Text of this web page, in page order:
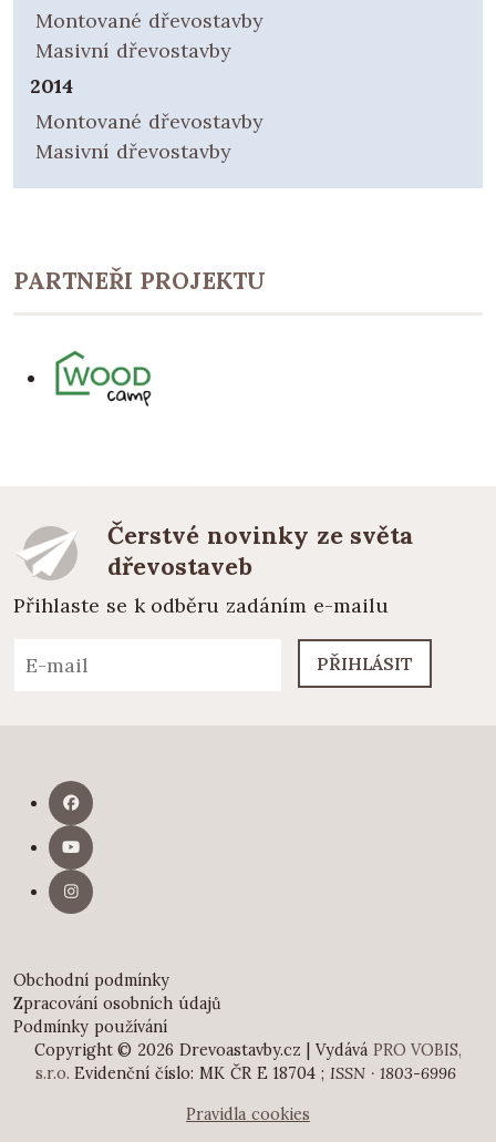
Montované dřevostavby
Masivní dřevostavby
2014
Montované dřevostavby
Masivní dřevostavby
PARTNEŘI PROJEKTU
Čerstvé novinky ze světa
dřevostaveb
Přihlaste se k odběru zadáním e-mailu
PŘIHLÁSIT
Obchodní podmínky
Zpracování osobních údajů
Podmínky používání
Copyright © 2026 Drevoastavby.cz | Vydává PRO VOBIS,
s.r.o. Evidenční číslo: MK ČR E 18704 ; ISSN · 1803-6996
Pravidla cookies